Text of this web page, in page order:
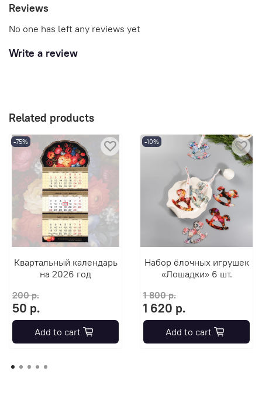
Reviews
No one has left any reviews yet
Write a review
Related products
-75%
Квартальный календарь
на 2026 год
200 р.
50 р.
Add to cart
-10%
Набор ёлочных игрушек
«Лошадки» 6 шт.
1 800 р.
1 620 р.
Add to cart